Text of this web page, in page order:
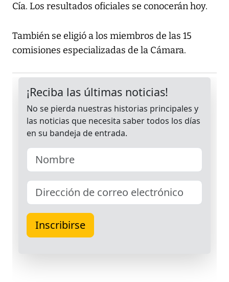
Cía. Los resultados oficiales se conocerán hoy.
También se eligió a los miembros de las 15
comisiones especializadas de la Cámara.